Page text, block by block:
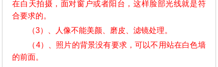
在白天拍摄，面对窗户或者阳台，这样脸部光线就是符
合要求的。
（3）、人像不能美颜、磨皮、滤镜处理。
（4）、照片的背景没有要求，可以不用站在白色墙
的前面。